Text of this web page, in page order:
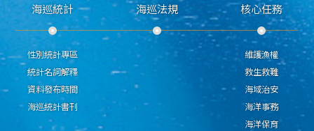
海巡統計
性別統計專區
統計名詞解釋
資料發布時間
海巡統計書刊
海巡法規 核心任務
維護漁權
救生救難
海域治安
海洋事務
海洋保育